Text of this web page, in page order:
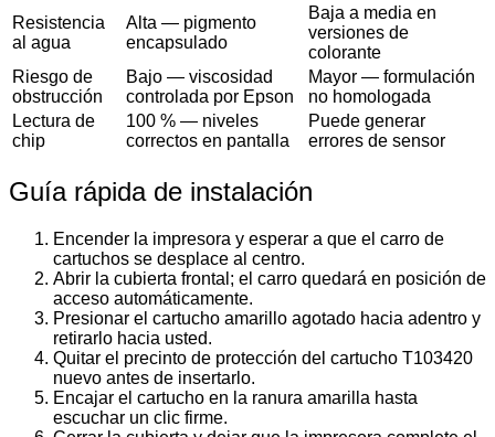
Resistencia
al agua
Alta — pigmento
encapsulado
Baja a media en
versiones de
colorante
Riesgo de
obstrucción
Bajo — viscosidad
controlada por Epson
Mayor — formulación
no homologada
Lectura de
chip
100 % — niveles
correctos en pantalla
Puede generar
errores de sensor
Guía rápida de instalación
Encender la impresora y esperar a que el carro de
cartuchos se desplace al centro.
Abrir la cubierta frontal; el carro quedará en posición de
acceso automáticamente.
Presionar el cartucho amarillo agotado hacia adentro y
retirarlo hacia usted.
Quitar el precinto de protección del cartucho T103420
nuevo antes de insertarlo.
Encajar el cartucho en la ranura amarilla hasta
escuchar un clic firme.